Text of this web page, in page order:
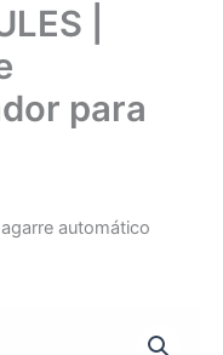
|
para
automático